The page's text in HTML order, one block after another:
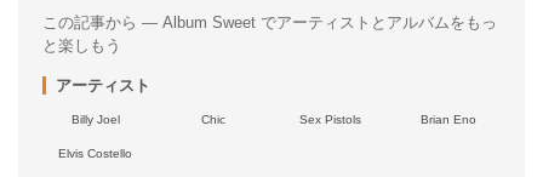
この記事から — Album Sweet でアーティストとアルバムをもっ
と楽しもう
アーティスト
Billy Joel Chic Sex Pistols Brian Eno
Elvis Costello